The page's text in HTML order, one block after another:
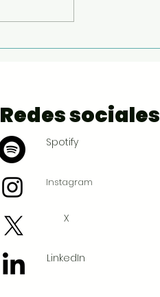
“Los cambios
Redes sociales
Spotify
Instagram
X
LinkedIn